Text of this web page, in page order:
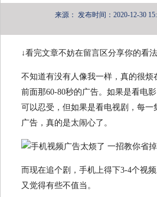
来源： 发布时间：2020-12-30
↓看完文章不妨在留言区分享你的看
不知道有没有人像我一样，真的很烦
前面那60-80秒的广告。如果是看电
可以忍受，但如果是看电视剧，每一
广告，真的是太闹心了。
而现在追个剧，手机上得下3-4个视
又觉得有些不值当。